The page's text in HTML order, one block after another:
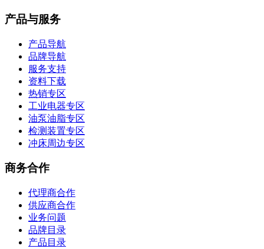
产品与服务
产品导航
品牌导航
服务支持
资料下载
热销专区
工业电器专区
油泵油脂专区
检测装置专区
冲床周边专区
商务合作
代理商合作
供应商合作
业务问题
品牌目录
产品目录